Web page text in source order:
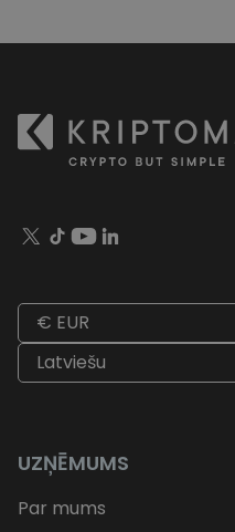
€ EUR
Latviešu
UZŅĒMUMS
Par mums